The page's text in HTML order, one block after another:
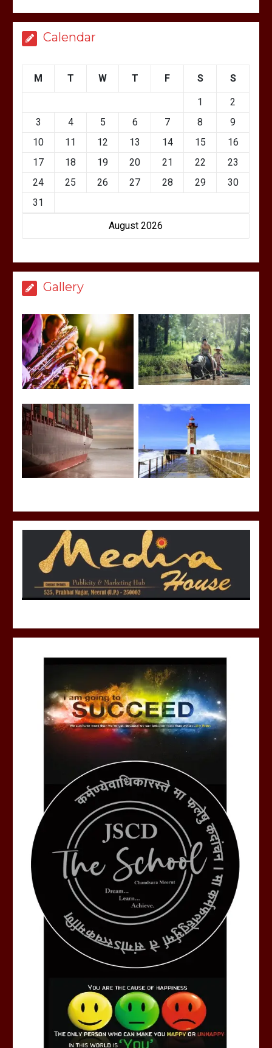
Calendar
August 2026
M T W T F S S
1
2
3
4 5 6 7 8
9
10
11 12 13 14 15
16
17
18 19 20 21 22
23
24
25 26 27 28 29
30
31
Gallery